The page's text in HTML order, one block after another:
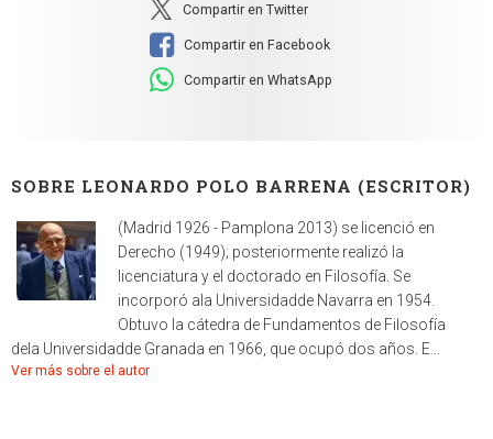
Compartir en Twitter
Compartir en Facebook
Compartir en WhatsApp
SOBRE LEONARDO POLO BARRENA (ESCRITOR)
(Madrid 1926 - Pamplona 2013) se licenció en
Derecho (1949); posteriormente realizó la
licenciatura y el doctorado en Filosofía. Se
incorporó ala Universidadde Navarra en 1954.
Obtuvo la cátedra de Fundamentos de Filosofía
dela Universidadde Granada en 1966, que ocupó dos años. E...
Ver más sobre el autor